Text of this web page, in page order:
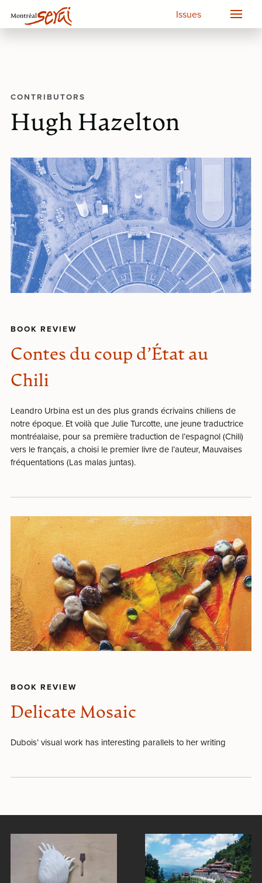
Issues
CONTRIBUTORS
Hugh Hazelton
BOOK REVIEW
Contes du coup d’État au
Chili
Leandro Urbina est un des plus grands écrivains chiliens de
notre époque. Et voilà que Julie Turcotte, une jeune traductrice
montréalaise, pour sa première traduction de l’espagnol (Chili)
vers le français, a choisi le premier livre de l’auteur, Mauvaises
fréquentations (Las malas juntas).
BOOK REVIEW
Delicate Mosaic
Dubois’ visual work has interesting parallels to her writing